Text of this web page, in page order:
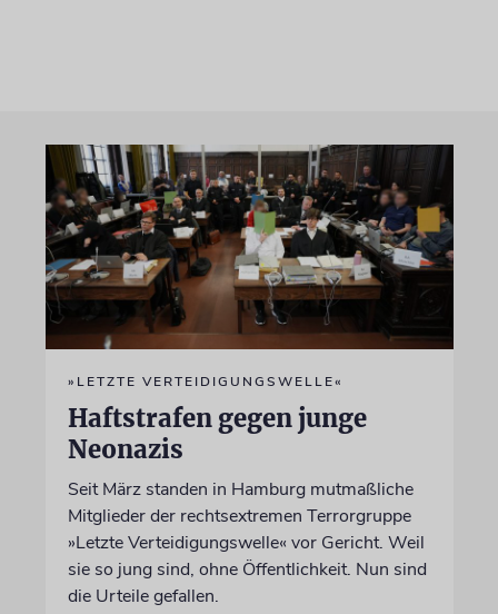
»LETZTE VERTEIDIGUNGSWELLE«
Haftstrafen gegen junge
Neonazis
Seit März standen in Hamburg mutmaßliche
Mitglieder der rechtsextremen Terrorgruppe
»Letzte Verteidigungswelle« vor Gericht. Weil
sie so jung sind, ohne Öffentlichkeit. Nun sind
die Urteile gefallen.